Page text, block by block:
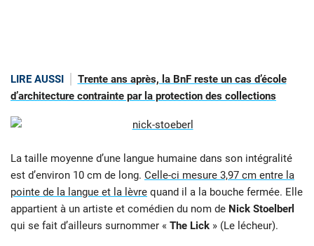
LIRE AUSSI
Trente ans après, la BnF reste un cas d’école
d’architecture contrainte par la protection des collections
La taille moyenne d’une langue humaine dans son intégralité
est d’environ 10 cm de long. Celle-ci mesure 3,97 cm entre la
pointe de la langue et la lèvre quand il a la bouche fermée. Elle
appartient à un artiste et comédien du nom de Nick Stoelberl
qui se fait d’ailleurs surnommer « The Lick » (Le lécheur).